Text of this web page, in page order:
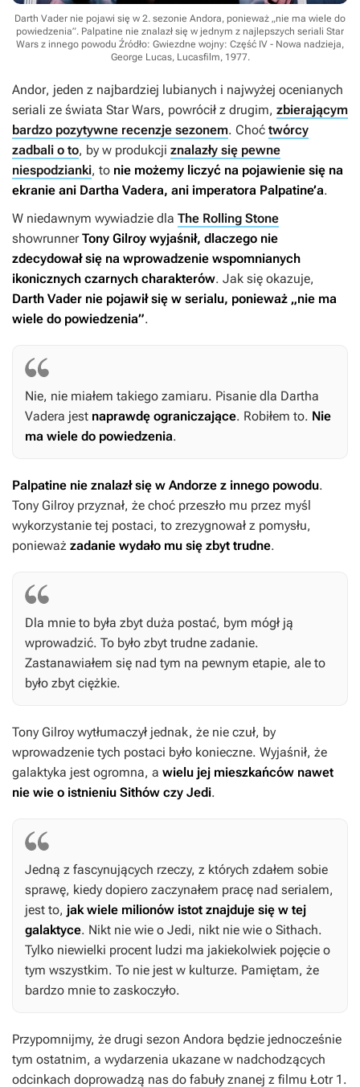
Darth Vader nie pojawi się w 2. sezonie Andora, ponieważ „nie ma wiele do
powiedzenia”. Palpatine nie znalazł się w jednym z najlepszych seriali Star
Wars z innego powodu Źródło: Gwiezdne wojny: Część IV - Nowa nadzieja,
George Lucas, Lucasfilm, 1977.
Andor, jeden z najbardziej lubianych i najwyżej ocenianych
seriali ze świata Star Wars, powrócił z drugim, zbierającym
bardzo pozytywne recenzje sezonem. Choć twórcy
zadbali o to, by w produkcji znalazły się pewne
niespodzianki, to nie możemy liczyć na pojawienie się na
ekranie ani Dartha Vadera, ani imperatora Palpatine’a.
W niedawnym wywiadzie dla The Rolling Stone
showrunnerTony Gilroy wyjaśnił, dlaczego nie
zdecydował się na wprowadzenie wspomnianych
ikonicznych czarnych charakterów. Jak się okazuje,
Darth Vader nie pojawił się w serialu, ponieważ „nie ma
wiele do powiedzenia”.
Nie, nie miałem takiego zamiaru. Pisanie dla Dartha
Vadera jest naprawdę ograniczające. Robiłem to. Nie
ma wiele do powiedzenia.
Palpatine nie znalazł się w Andorze z innego powodu.
Tony Gilroy przyznał, że choć przeszło mu przez myśl
wykorzystanie tej postaci, to zrezygnował z pomysłu,
ponieważ zadanie wydało mu się zbyt trudne.
Dla mnie to była zbyt duża postać, bym mógł ją
wprowadzić. To było zbyt trudne zadanie.
Zastanawiałem się nad tym na pewnym etapie, ale to
było zbyt ciężkie.
Tony Gilroy wytłumaczył jednak, że nie czuł, by
wprowadzenie tych postaci było konieczne. Wyjaśnił, że
galaktyka jest ogromna, a wielu jej mieszkańców nawet
nie wie o istnieniu Sithów czy Jedi.
Jedną z fascynujących rzeczy, z których zdałem sobie
sprawę, kiedy dopiero zaczynałem pracę nad serialem,
jest to, jak wiele milionów istot znajduje się w tej
galaktyce. Nikt nie wie o Jedi, nikt nie wie o Sithach.
Tylko niewielki procent ludzi ma jakiekolwiek pojęcie o
tym wszystkim. To nie jest w kulturze. Pamiętam, że
bardzo mnie to zaskoczyło.
Przypomnijmy, że drugi sezon Andora będzie jednocześnie
tym ostatnim, a wydarzenia ukazane w nadchodzących
odcinkach doprowadzą nas do fabuły znanej z filmu Łotr 1 .